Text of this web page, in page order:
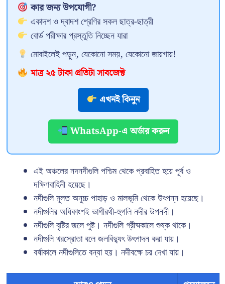
কার জন্য উপযোগী?
একাদশ ও দ্বাদশ শ্রেণির সকল ছাত্র-ছাত্রী
বোর্ড পরীক্ষার প্রস্তুতি নিচ্ছেন যারা
মোবাইলেই পড়ুন, যেকোনো সময়, যেকোনো জায়গায়!
মাত্র ২৫ টাকা প্রতিটা সাবজেক্ট
এখনই কিনুন
WhatsApp-এ অর্ডার করুন
এই অঞ্চলের নদনদীগুলি পশ্চিম থেকে প্রবাহিত হয়ে পূর্ব ও
দক্ষিণবাহিনী হয়েছে।
নদীগুলি মূলত অনুচ্চ পাহাড় ও মালভূমি থেকে উৎপন্ন হয়েছে।
নদীগুলির অধিকাংশই ভাগীরথী-হুগলি নদীর উপনদী।
নদীগুলি বৃষ্টির জলে পুষ্ট। নদীগুলি গ্রীষ্মকালে শুষ্ক থাকে।
নদীগুলি খরস্রোতা বলে জলবিদ্যুৎ উৎপাদন করা যায়।
বর্ষাকালে নদীগুলিতে বন্যা হয়। নদীবক্ষে চর দেখা যায়।